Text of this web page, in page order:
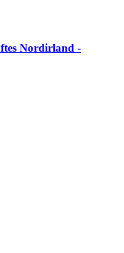
Nordirland -